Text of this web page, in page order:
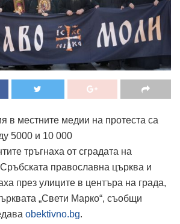
в местните медии на протеста са
5000 и 10 000
тръгнаха от сградата на
православна църква и
през улиците в центъра на града,
„Свети Марко“, съобщи
obektivno.bg.